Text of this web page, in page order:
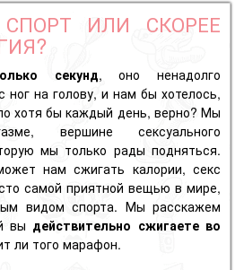
ИЛИ СКОРЕЕ
секунд, оно ненадолго
ног на голову, и нам бы хотелось,
хотя бы каждый день, верно? Мы
, вершине сексуального
мы только рады подняться.
нам сжигать калории, секс
самой приятной вещью в мире,
видом спорта. Мы расскажем
вы действительно сжигаете во
ли того марафон.